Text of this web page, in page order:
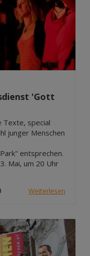
'Gott
Texte, special
junger Menschen
entsprechen.
Mai, um 20 Uhr
Weiterlesen